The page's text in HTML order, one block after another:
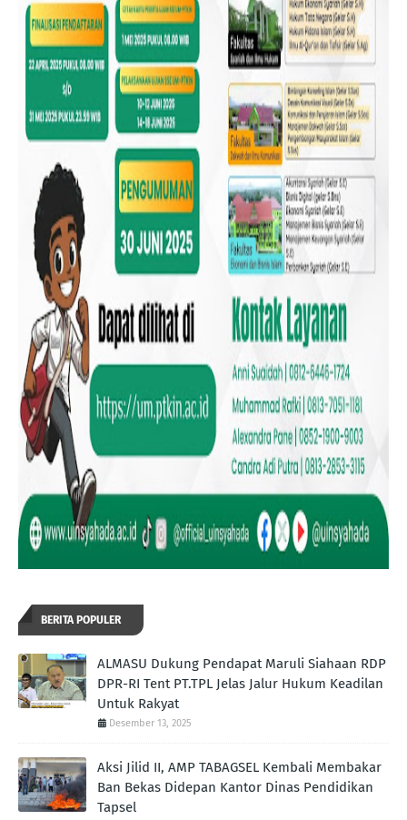
BERITA POPULER
ALMASU Dukung Pendapat Maruli Siahaan RDP
DPR-RI Tent PT.TPL Jelas Jalur Hukum Keadilan
Untuk Rakyat
Desember 13, 2025
Aksi Jilid II, AMP TABAGSEL Kembali Membakar
Ban Bekas Didepan Kantor Dinas Pendidikan
Tapsel